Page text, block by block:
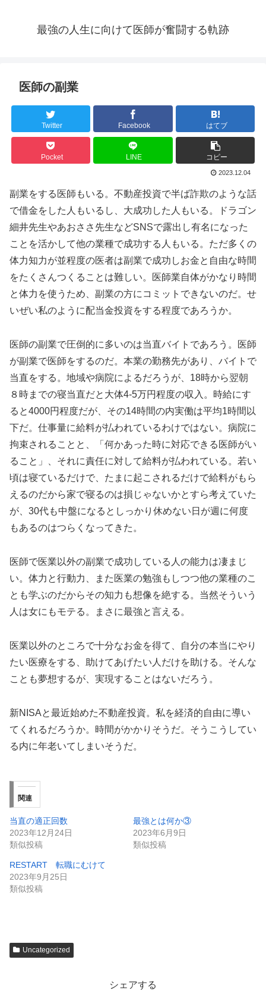
最強の人生に向けて医師が奮闘する軌跡
医師の副業
Twitter Facebook はてブ
Pocket LINE コピー
2023.12.04
副業をする医師もいる。不動産投資で半ば詐欺のような話
で借金をした人もいるし、大成功した人もいる。ドラゴン
細井先生やあおささ先生などSNSで露出し有名になった
ことを活かして他の業種で成功する人もいる。ただ多くの
体力知力が並程度の医者は副業で成功しお金と自由な時間
をたくさんつくることは難しい。医師業自体がかなり時間
と体力を使うため、副業の方にコミットできないのだ。せ
いぜい私のように配当金投資をする程度であろうか。
医師の副業で圧倒的に多いのは当直バイトであろう。医師
が副業で医師をするのだ。本業の勤務先があり、バイトで
当直をする。地域や病院によるだろうが、18時から翌朝
８時までの寝当直だと大体4‐5万円程度の収入。時給にす
ると4000円程度だが、その14時間の内実働は平均1時間以
下だ。仕事量に給料が払われているわけではない。病院に
拘束されることと、「何かあった時に対応できる医師がい
ること」、それに責任に対して給料が払われている。若い
頃は寝ているだけで、たまに起こされるだけで給料がもら
えるのだから家で寝るのは損じゃないかとすら考えていた
が、30代も中盤になるとしっかり休めない日が週に何度
もあるのはつらくなってきた。
医師で医業以外の副業で成功している人の能力は凄まじ
い。体力と行動力、また医業の勉強もしつつ他の業種のこ
とも学ぶのだからその知力も想像を絶する。当然そういう
人は女にもモテる。まさに最強と言える。
医業以外のところで十分なお金を得て、自分の本当にやり
たい医療をする、助けてあげたい人だけを助ける。そんな
ことも夢想するが、実現することはないだろう。
新NISAと最近始めた不動産投資。私を経済的自由に導い
てくれるだろうか。時間がかかりそうだ。そうこうしてい
る内に年老いてしまいそうだ。
関連
当直の適正回数
2023年12月24日
類似投稿
最強とは何か③
2023年6月9日
類似投稿
RESTART 転職にむけて
2023年9月25日
類似投稿
Uncategorized
シェアする